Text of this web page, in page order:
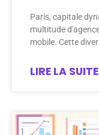
Paris, capitale
multitude
mobile. Cette
LIRE LA